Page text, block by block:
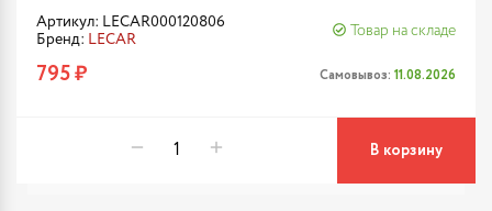
Артикул: LECAR000120806
Бренд: LECAR
Товар на складе
795 ₽ Самовывоз: 11.08.2026
В корзину